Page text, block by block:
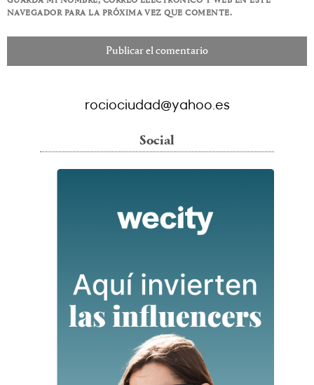
NAVEGADOR PARA LA PRÓXIMA VEZ QUE COMENTE.
rociociudad@yahoo.es
Social